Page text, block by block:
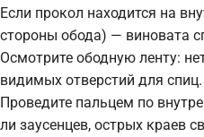
Если прокол находится на
стороны обода) — виновата
Осмотрите ободную ленту:
видимых отверстий для спиц.
Проведите пальцем по
ли заусенцев, острых краев